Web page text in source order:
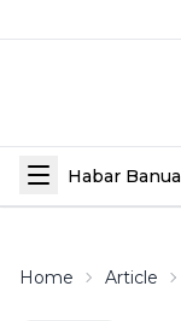
Habar Banua
Home Article